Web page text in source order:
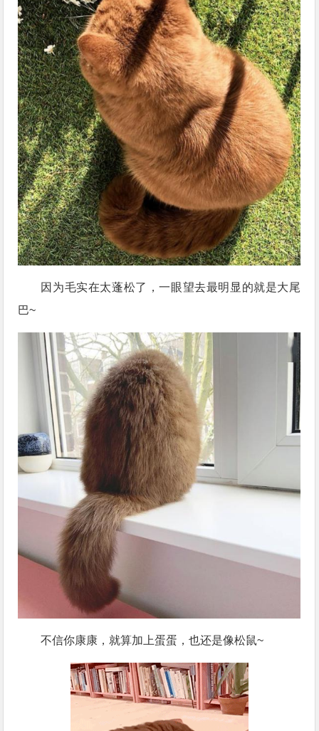
因为毛实在太蓬松了，一眼望去最明显的就是大尾
巴~
不信你康康，就算加上蛋蛋，也还是像松鼠~